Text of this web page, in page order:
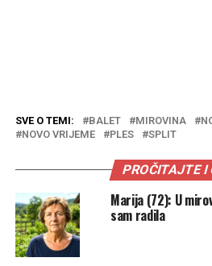
SVE O TEMI: BALET MIROVINA
NOVO VRIJEME
PLES SPLIT
PROČITAJTE I
Marija (72): U
sam radila